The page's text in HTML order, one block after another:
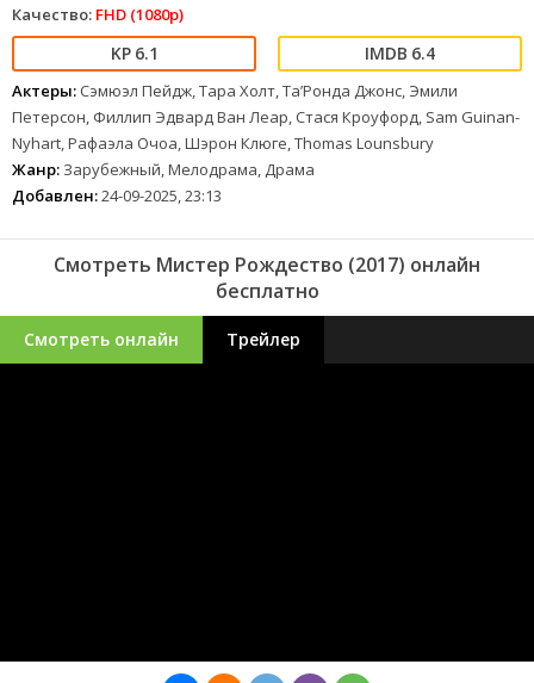
Качество: FHD (1080p)
6.1 6.4
Актеры: Сэмюэл Пейдж, Тара Холт, Та’Ронда Джонс, Эмили
Петерсон, Филлип Эдвард Ван Леар, Стася Кроуфорд, Sam Guinan-
Nyhart, Рафаэла Очоа, Шэрон Клюге, Thomas Lounsbury
Жанр: Зарубежный, Мелодрама, Драма
Добавлен:24-09-2025, 23:13
Смотреть Мистер Рождество (2017) онлайн
бесплатно
Смотреть онлайн Трейлер